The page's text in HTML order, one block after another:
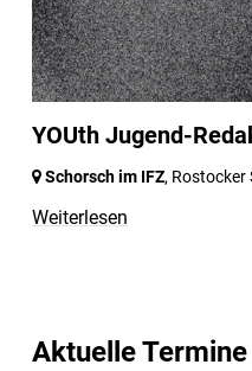
YOUth Jugend-
Schorsch im IFZ, Rostocker
Weiterlesen
Aktuelle Termine